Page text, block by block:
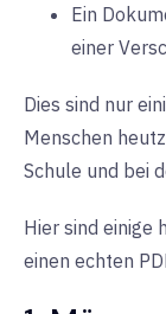
Ein
einer
Dies sind nur
Menschen
Schule und bei
Hier sind einige
einen echten